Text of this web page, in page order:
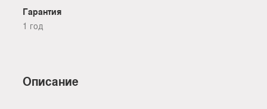
Гарантия
1 год
Описание